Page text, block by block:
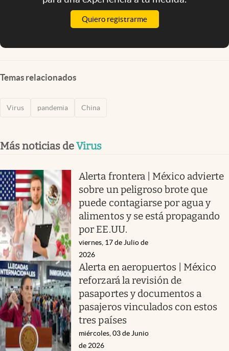
Quiero registrarme
Temas relacionados
Virus pandemia China
Más noticias deVirus
Alerta frontera | México advierte
sobre un peligroso brote que
puede contagiarse por agua y
alimentos y se está propagando
por EE.UU.
viernes, 17 de Julio de
2026
Alerta en aeropuertos | México
reforzará la revisión de
pasaportes y documentos a
pasajeros vinculados con estos
tres países
miércoles, 03 de Junio
de 2026